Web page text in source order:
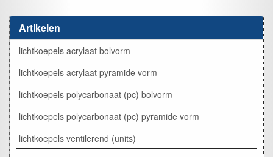
Artikelen
lichtkoepels acrylaat bolvorm
lichtkoepels acrylaat pyramide vorm
lichtkoepels polycarbonaat (pc) bolvorm
lichtkoepels polycarbonaat (pc) pyramide vorm
lichtkoepels ventilerend (units)